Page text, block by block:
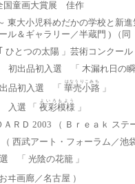
国童画大賞展 佳作
東大小児科めだかの学校と新進
ル＆ギャラリー／半蔵門 ) （同
｢ ひとつの太陽 」芸術コンクー
初出品初入選 「 木漏れ日の瞬
品初入選 「 華売小路
はなうりこみち
」
入選 「 夜彩模様
よいろもよう
」
ＲＤ 2003 （ Ｂｒｅａｋ ステ
西武アート・フォーラム／池
「 光陰の花籠 」
ヰ画廊／名古屋 ）